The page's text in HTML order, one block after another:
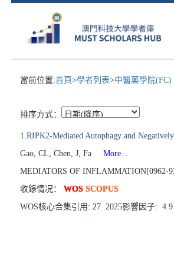
當前位置:首頁>學者列表>中醫藥學院(FC)
排序方式：
1.RIPK2-Mediated Autophagy and
Gao, CL, Chen, J, Fa
More...
MEDIATORS OF INFLAMMATION[0962-
收錄情况： WOS SCOPUS
WOS核心合集引用: 27 2025影響因子: